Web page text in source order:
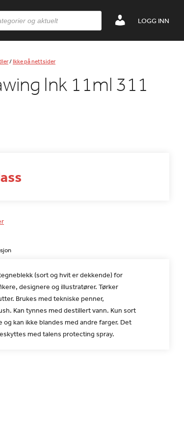
LOGG INN
/Ikke på nettsider
Ink 11ml 311
(sort og hvit er dekkende) for
designere og illustratører. Tørker
Brukes med tekniske penner,
Kan tynnes med destillert vann. Kun sort
og kan ikke blandes med andre farger. Det
med talens protecting spray.